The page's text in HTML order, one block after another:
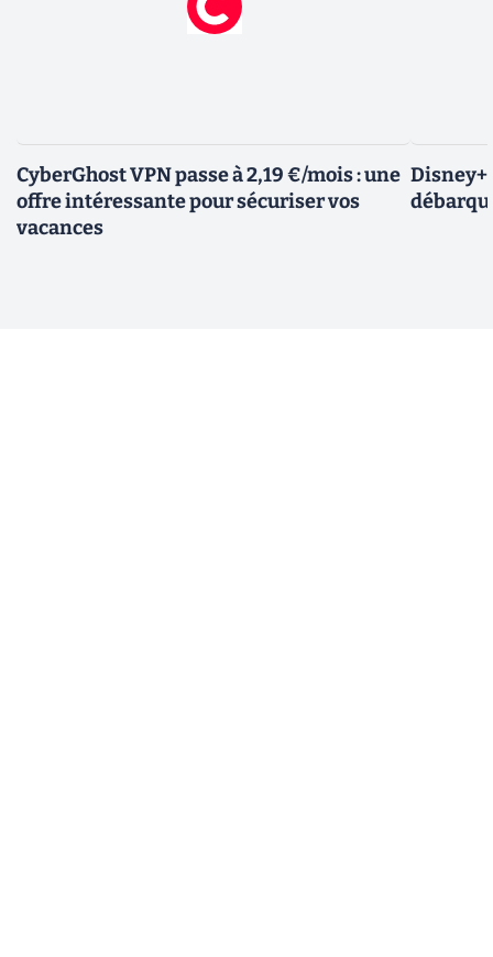
CyberGhost VPN passe à 2,19 €/mois : une
offre intéressante pour sécuriser vos
vacances
Disney+